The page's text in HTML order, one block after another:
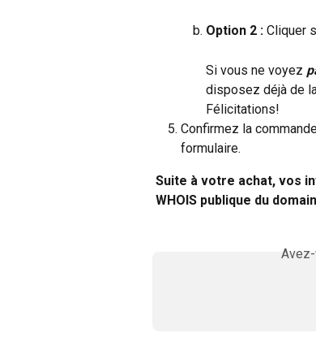
Option 2 : Cliquer
Si vous ne voyez
disposez déjà de
Félicitations!
Confirmez la
formulaire.
Suite à votre achat, vos
WHOIS publique du